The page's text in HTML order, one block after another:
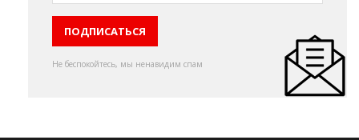
Не беспокойтесь, мы ненавидим спам